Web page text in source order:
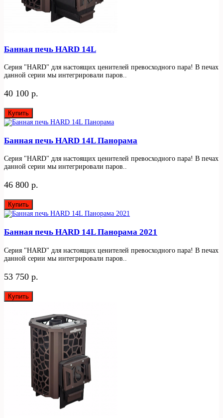
Банная печь HARD 14L
Серия "HARD" для настоящих ценителей превосходного пара! В печах
данной серии мы интегрировали паров..
40 100 р.
Купить
Банная печь HARD 14L Панорама
Серия "HARD" для настоящих ценителей превосходного пара! В печах
данной серии мы интегрировали паров..
46 800 р.
Купить
Банная печь HARD 14L Панорама 2021
Серия "HARD" для настоящих ценителей превосходного пара! В печах
данной серии мы интегрировали паров..
53 750 р.
Купить